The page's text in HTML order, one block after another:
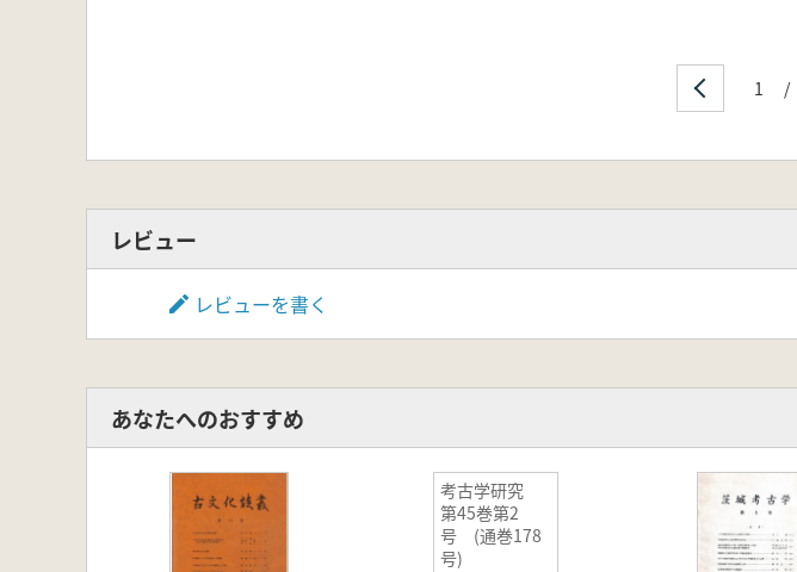
1 /
レビュー
レビューを書く
あなたへのおすすめ
考古学研究
第45巻第2
号 (通巻178
号)